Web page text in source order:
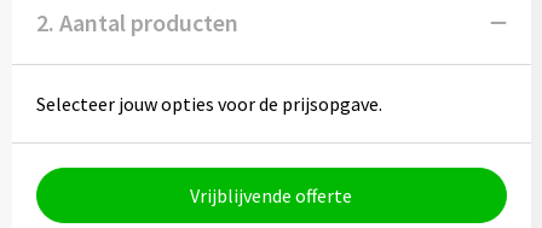
Merken
Notaboekjes
Notablokken
2. Aantal producten
Selecteer jouw opties voor de prijsopgave.
Vrijblijvende offerte